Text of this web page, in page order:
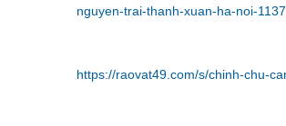
nguyen-trai-thanh-xuan-ha-noi-
https://raovat49.com/s/chinh-chu-